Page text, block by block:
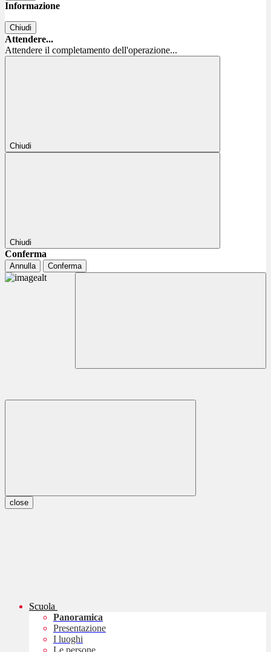
Informazione
Chiudi
Attendere...
Attendere il completamento dell'operazione...
Chiudi
Chiudi
Conferma
Annulla Conferma
close
Scuola
Panoramica
Presentazione
I luoghi